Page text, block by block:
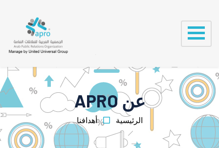
عن APRO
الرئيسية أهدافنا